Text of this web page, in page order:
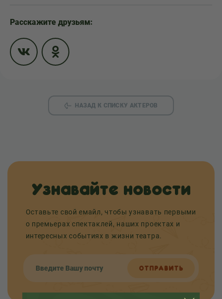
Расскажите друзьям:
НАЗАД К СПИСКУ АКТЕРОВ
Узнавайте новости
Оставьте свой емайл, чтобы узнавать первыми
о премьерах спектаклей, наших проектах и
интересных событиях в жизни театра.
ОТПРАВИТЬ